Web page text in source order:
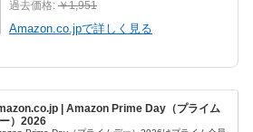
過去価格: ￥1,951
Amazon.co.jpで詳しく見る
| Amazon Prime Day（プライム
）2026